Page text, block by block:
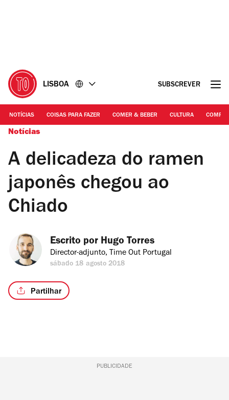
LISBOA SUBSCREVER
NOTÍCIAS COISAS PARA FAZER COMER & BEBER CULTURA
Notícias
A delicadeza do ramen
japonês chegou ao
Chiado
Escrito por Hugo Torres
Director-adjunto, Time Out Portugal
sábado 18 agosto 2018
Partilhar
PUBLICIDADE